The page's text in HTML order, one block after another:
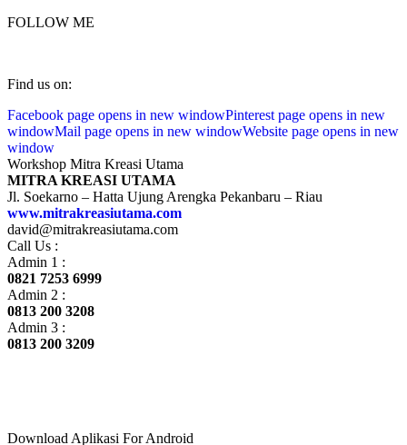
FOLLOW ME
Find us on:
Facebook page opens in new windowPinterest page opens in new
windowMail page opens in new windowWebsite page opens in new
window
Workshop Mitra Kreasi Utama
MITRA KREASI UTAMA
Jl. Soekarno – Hatta Ujung Arengka Pekanbaru – Riau
www.mitrakreasiutama.com
david@mitrakreasiutama.com
Call Us :
Admin 1 :
0821 7253 6999
Admin 2 :
0813 200 3208
Admin 3 :
0813 200 3209
Download Aplikasi For Android